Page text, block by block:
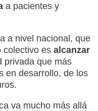
a pacientes y
a nivel nacional, que
colectivo es alcanzar
privada que más
en desarrollo, de los
.
va mucho más allá